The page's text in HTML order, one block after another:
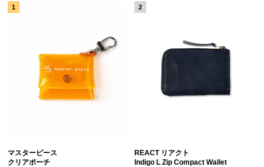
マスターピース
クリアポーチ
REACT リアクト
Indigo L Zip Compact Wallet